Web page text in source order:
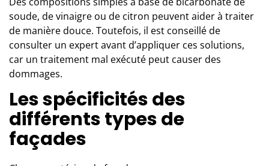
soude, de vinaigre ou de citron peuvent aider à traiter
de manière douce. Toutefois, il est conseillé de
consulter un expert avant d’appliquer ces solutions,
car un traitement mal exécuté peut causer des
dommages.
Les spécificités des
différents types de
façades